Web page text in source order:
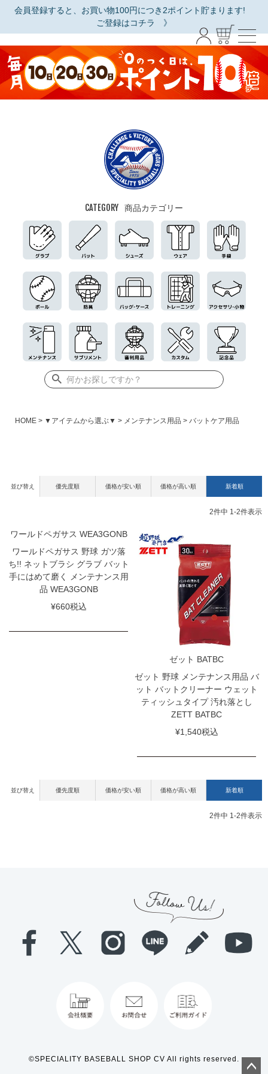
会員登録すると、お買い物100円につき2ポイント貯まります!
ご登録はコチラ 》
CATEGORY 商品カテゴリー
HOME ▼アイテムから選ぶ▼ メンテナンス用品 バットケア用品
並び替え 優先度順 価格が安い順 価格が高い順 新着順
2件中 1-2件表示
ワールドペガサス WEA3GONB
ワールドペガサス 野球 ガツ落
ち!! ネットブラシ グラブ バット
手にはめて磨く メンテナンス用
品 WEA3GONB
¥660税込
ゼット BATBC
ゼット 野球 メンテナンス用品 バ
ット バットクリーナー ウェット
ティッシュタイプ 汚れ落とし
ZETT BATBC
¥1,540税込
並び替え 優先度順 価格が安い順 価格が高い順 新着順
2件中 1-2件表示
©SPECIALITY BASEBALL SHOP CV All rights reserved.